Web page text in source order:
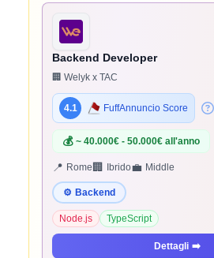
Backend Developer
🏢 Welyk x TAC
4.1 FuffAnnuncio Score
💰 ~ 40.000€ - 50.000€ all'anno
📍 Rome 🏢 Ibrido💼 Middle
⚙️ Backend
Node.js TypeScript
Dettagli ➡️